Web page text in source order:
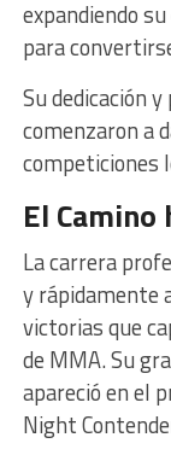
expandiendo
para
Su dedicación
comenzaron a
competiciones
El Camino
La carrera
y rápidamente
victorias que
de MMA. Su
apareció en el
Night